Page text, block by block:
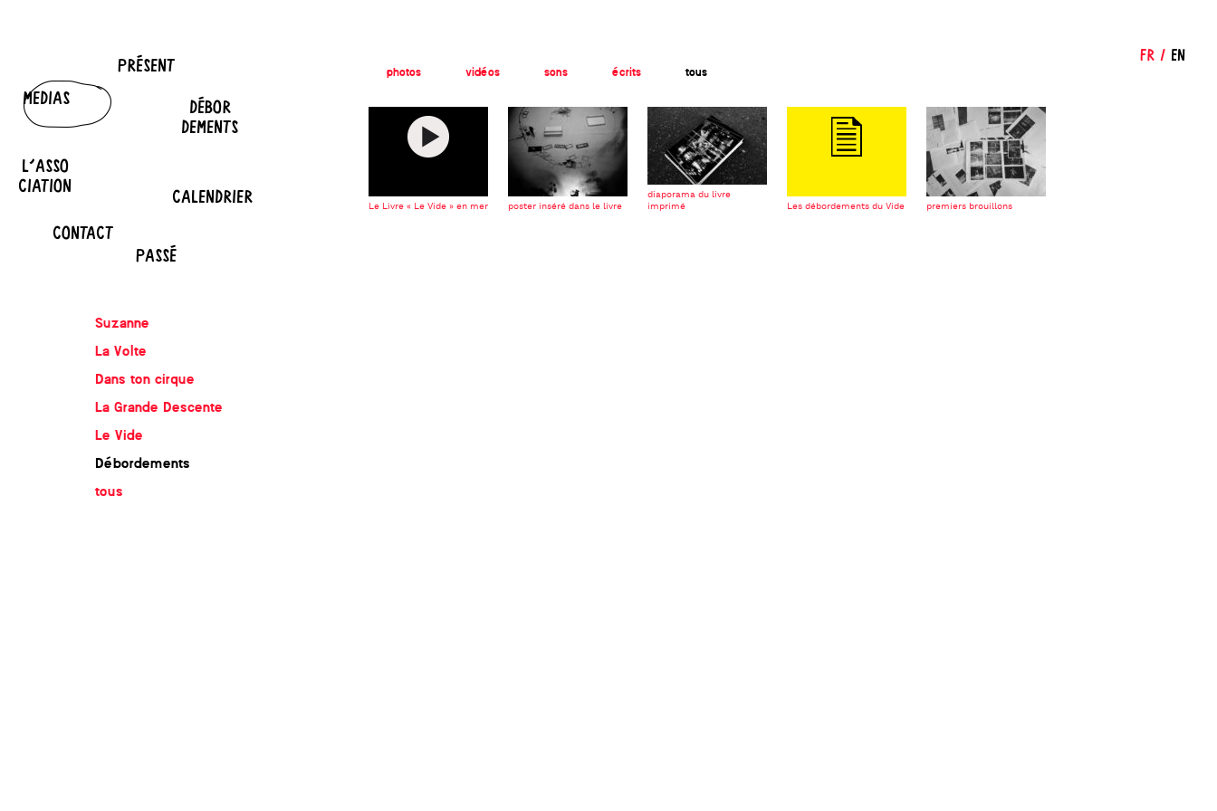
photos vidéos sons écrits tous
Suzanne
La Volte
Dans ton cirque
La Grande Descente
Le Vide
Débordements
tous
Le Livre « Le Vide » en mer poster inséré dans le livre
diaporama du livre
imprimé
Les débordements du Vide premiers brouillons
PRÉSENT
DÉBOR
DEMENTS
CALENDRIER
CONTACT
PASSÉ
L'ASSO
CIATION
MEDIAS
FR / EN